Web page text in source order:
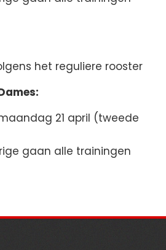
het reguliere rooster
21 april (tweede
gaan alle trainingen